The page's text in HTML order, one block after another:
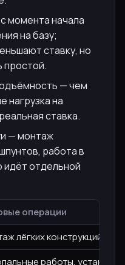
момента начала
на базу;
ставку, но
простой.
— чем
нагрузка на
ставка.
— монтаж
работа в
идёт отдельной
операции
лёгких конструкций,
работы,